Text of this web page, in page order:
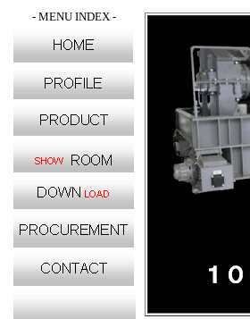
- MENU INDEX -